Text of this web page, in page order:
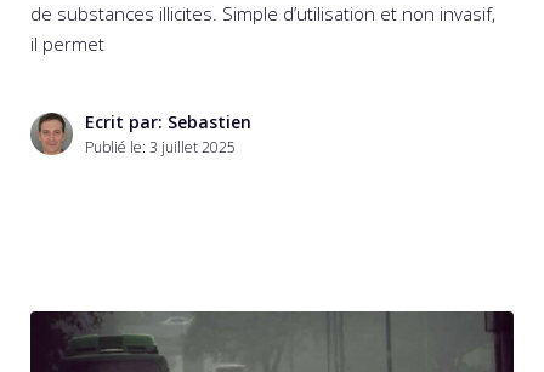
de substances illicites. Simple d’utilisation et non invasif,
il permet
Ecrit par: Sebastien
Publié le: 3 juillet 2025